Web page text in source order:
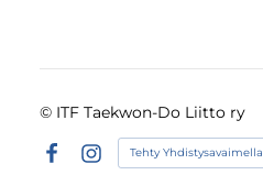
© ITF Taekwon-Do Liitto ry
Instagram
Tehty Yhdistysavaimella